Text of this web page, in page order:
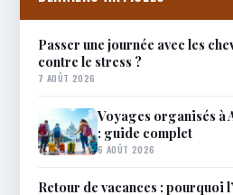
Passer une journée avec les
contre le stress ?
7 AOÛT 2026
Voyages organisés à
: guide complet
6 AOÛT 2026
Retour de vacances : pourquoi